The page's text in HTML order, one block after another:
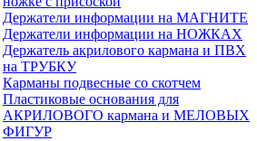
Держатели информации на МАГНИТЕ
Держатели информации на НОЖКАХ
Держатель акрилового кармана и ПВХ
на ТРУБКУ
Карманы подвесные со скотчем
Пластиковые основания для
АКРИЛОВОГО кармана и МЕЛОВЫХ
ФИГУР